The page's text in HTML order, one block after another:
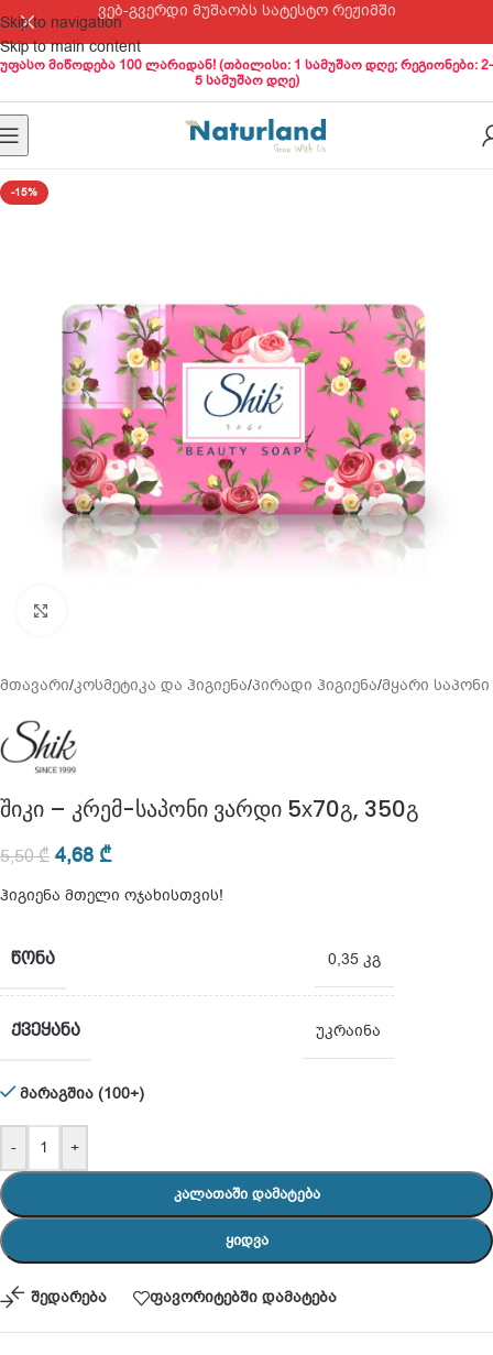
Skip to navigation
Skip to main content
ვებ-გვერდი მუშაობს სატესტო რეჟიმში
უფასო მიწოდება 100 ლარიდან! (თბილისი: 1 სამუშაო დღე; რეგიონები: 2-
5 სამუშაო დღე)
-15%
მთავარი/კოსმეტიკა და ჰიგიენა/პირადი ჰიგიენა/მყარი საპონი
შიკი – კრემ-საპონი ვარდი 5х70გ, 350გ
5,50₾ 4,68 ₾
ჰიგიენა მთელი ოჯახისთვის!
ᲬᲝᲜᲐ 0,35 კგ
ᲥᲕᲔᲧᲐᲜᲐ უკრაინა
მარაგშია (100+)
- +
ᲙᲐᲚᲐᲗᲐᲨᲘ ᲓᲐᲛᲐᲢᲔᲑᲐ
ᲧᲘᲓᲕᲐ
შედარება ფავორიტებში დამატება